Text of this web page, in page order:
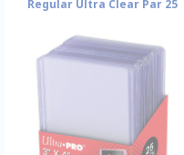
Regular Ultra Clear Par 25